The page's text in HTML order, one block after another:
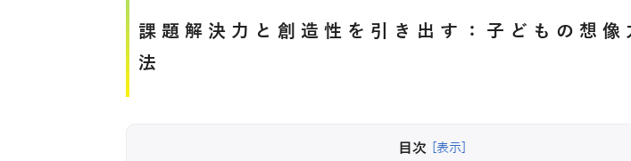
課題解決力と創造性を引き出す：子どもの想像
法
目次 [表示]